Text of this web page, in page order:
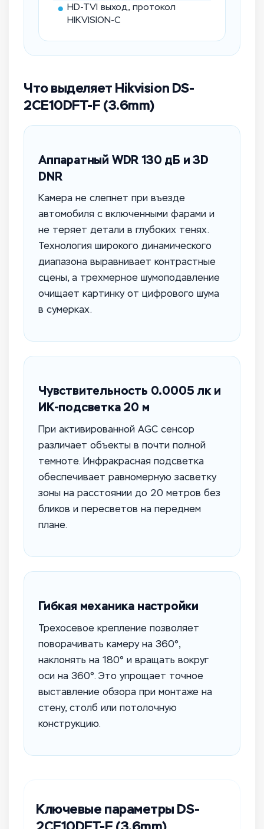
● HD-TVI выход, протокол
HIKVISION-C
Что выделяет Hikvision DS-
2CE10DFT-F (3.6mm)
Аппаратный WDR 130 дБ и 3D
DNR
Камера не слепнет при въезде
автомобиля с включенными фарами и
не теряет детали в глубоких тенях.
Технология широкого динамического
диапазона выравнивает контрастные
сцены, а трехмерное шумоподавление
очищает картинку от цифрового шума
в сумерках.
Чувствительность 0.0005 лк и
ИК-подсветка 20 м
При активированной AGC сенсор
различает объекты в почти полной
темноте. Инфракрасная подсветка
обеспечивает равномерную засветку
зоны на расстоянии до 20 метров без
бликов и пересветов на переднем
плане.
Гибкая механика настройки
Трехосевое крепление позволяет
поворачивать камеру на 360°,
наклонять на 180° и вращать вокруг
оси на 360°. Это упрощает точное
выставление обзора при монтаже на
стену, столб или потолочную
конструкцию.
Ключевые параметры DS-